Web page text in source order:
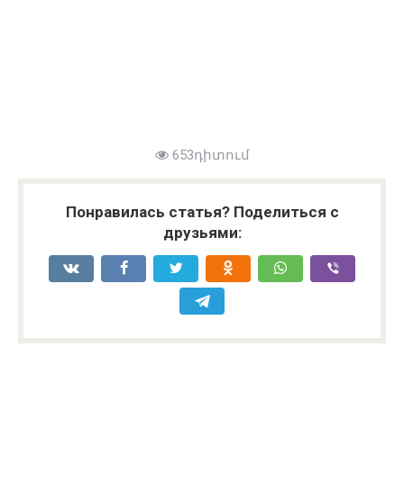
653դիտում
Понравилась статья? Поделиться с
друзьями: